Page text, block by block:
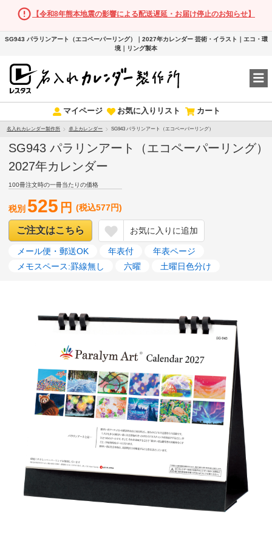
【令和8年熊本地震の影響による配送遅延・お届け停止のお知らせ】
SG943 パラリンアート（エコペーパーリング）｜2027年カレンダー 芸術・イラスト｜エコ・環
境｜リング製本
マイページ お気に入りリスト カート
名入れカレンダー製作所 卓上カレンダー SG943 パラリンアート（エコペーパーリング）
SG943 パラリンアート（エコペーパーリング）
2027年カレンダー
100冊注文時の一冊当たりの価格
税別 525 円 (税込577円)
ご注文はこちら お気に入りに追加
メール便・郵送OK 年表付
年表ページ
メモスペース:罫線無し
六曜 土曜日色分け